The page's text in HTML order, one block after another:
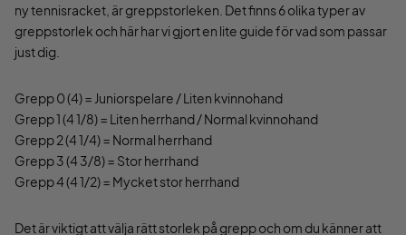
ny tennisracket, är greppstorleken. Det finns 6 olika typer av
greppstorlek och här har vi gjort en lite guide för vad som passar
just dig.
Grepp 0 (4) = Juniorspelare / Liten kvinnohand
Grepp 1 (4 1/8) = Liten herrhand / Normal kvinnohand
Grepp 2 (4 1/4) = Normal herrhand
Grepp 3 (4 3/8) = Stor herrhand
Grepp 4 (4 1/2) = Mycket stor herrhand
Det är viktigt att välja rätt storlek på grepp och om du känner att